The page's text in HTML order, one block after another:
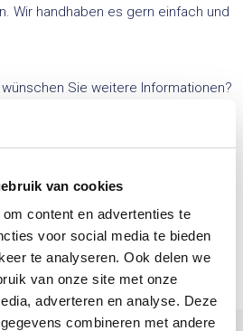
van cookies
content en advertenties te
voor social media te bieden
te analyseren. Ook delen we
van onze site met onze
adverteren en analyse. Deze
combineren met andere
Wir handhaben es gern einfach und
Sie weitere Informationen?
aufzunehmen.
bestellen